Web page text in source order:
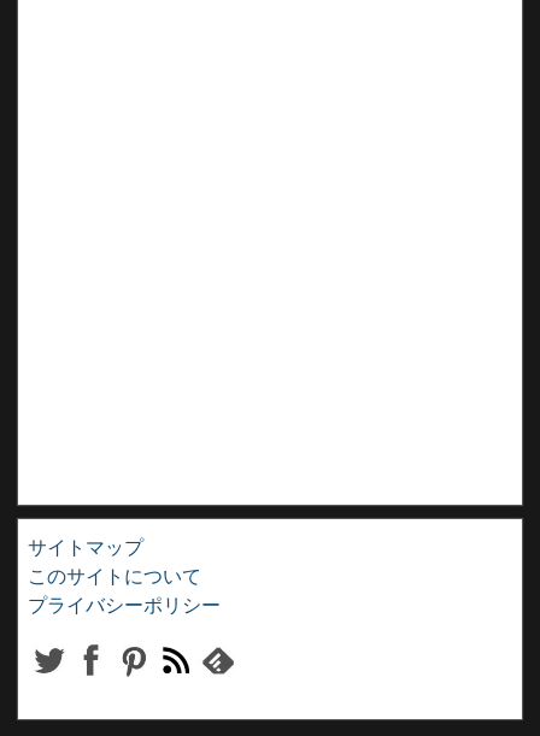
サイトマップ
このサイトについて
プライバシーポリシー